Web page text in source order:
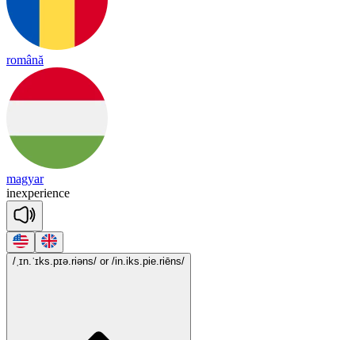
română
magyar
inexperience
/ˌɪn.ˈɪks.pɪə.riəns/ or /in.iks.pie.riēns/